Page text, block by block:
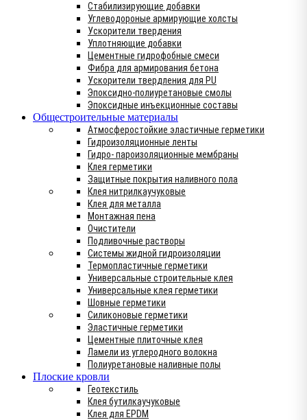
Стабилизирующие добавки
Углеводороные армирующие холсты
Ускорители твердения
Уплотняющие добавки
Цементные гидрофобные смеси
Фибра для армирования бетона
Ускорители твердления для PU
Эпоксидно-полиуретановые смолы
Эпоксидные инъекционные составы
Общестроительные материалы
Атмосферостойкие эластичные герметики
Гидроизоляционные ленты
Гидро- пароизоляционные мембраны
Клея герметики
Защитные покрытия наливного пола
Клея нитрилкаучуковые
Клея для металла
Монтажная пена
Очистители
Подливочные растворы
Системы жидной гидроизоляции
Термопластичные герметики
Универсальные строительные клея
Универсальные клея герметики
Шовные герметики
Силиконовые герметики
Эластичные герметики
Цементные плиточные клея
Ламели из углеродного волокна
Полиуретановые наливные полы
Плоские кровли
Геотекстиль
Клея бутилкаучуковые
Клея для EPDM